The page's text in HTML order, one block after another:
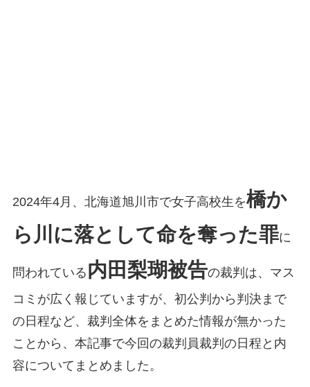
2024年4月、北海道旭川市で女子高校生を橋か
ら川に落として命を奪った罪に
問われている 内田梨瑚被告の裁判は、マス
コミが広く報じていますが、初公判から判決まで
の日程など、裁判全体をまとめた情報が無かった
ことから、本記事で今回の裁判員裁判の日程と内
容についてまとめました。